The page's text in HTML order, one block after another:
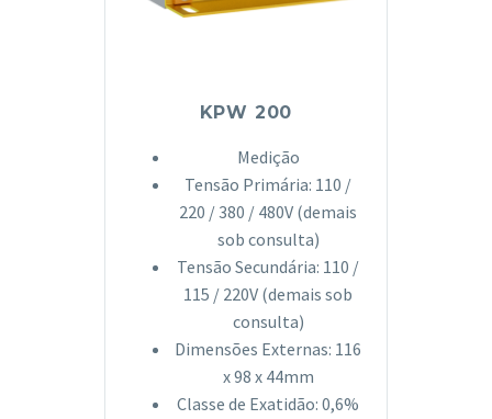
KPW 200
Medição
Tensão Primária: 110 /
220 / 380 / 480V (demais
sob consulta)
Tensão Secundária: 110 /
115 / 220V (demais sob
consulta)
Dimensões Externas: 116
x 98 x 44mm
Classe de Exatidão: 0,6%